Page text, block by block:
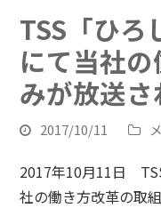
TSS「ひろ
にて当社
みが放送
2017/10/11
2017年10月11日
社の働き方改革の取